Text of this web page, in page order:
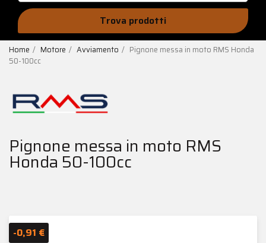
Trova prodotti
Home Motore Avviamento
Pignone messa in moto RMS Honda
50-100cc
Pignone messa in moto RMS
Honda 50-100cc
-0,91 €